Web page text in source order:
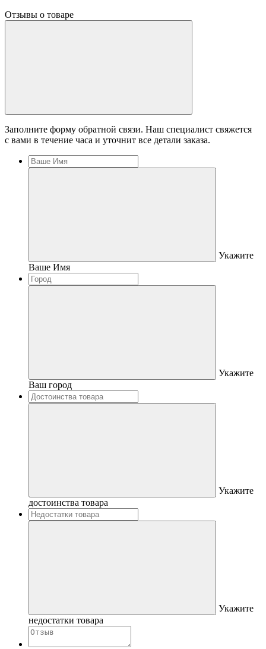
Отзывы о товаре
Заполните форму обратной связи. Наш специалист свяжется
с вами в течение часа и уточнит все детали заказа.
Укажите
Ваше Имя
Укажите
Ваш город
Укажите
достоинства товара
Укажите
недостатки товара